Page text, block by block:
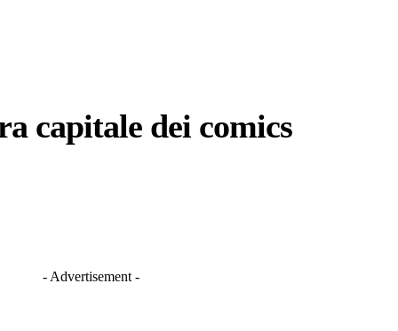
capitale dei comics
- Advertisement -